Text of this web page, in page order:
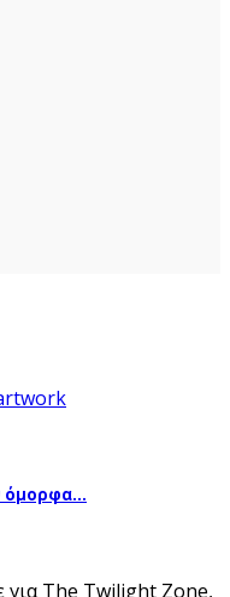
όμορφα…
για The Twilight Zone,